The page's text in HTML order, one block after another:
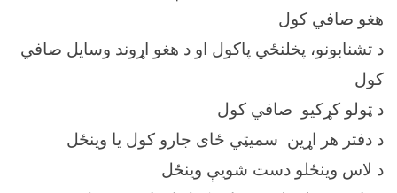
هغو صافي کول
د تشنابونو، پخلنځي پاکول او د هغو اړوند وسایل صافي
کول
د ټولو کړکیو صافي کول
د دفتر هر اړین سمیټي ځای جارو کول یا وینځل
د لاس وینځلو دست شویې وینځل